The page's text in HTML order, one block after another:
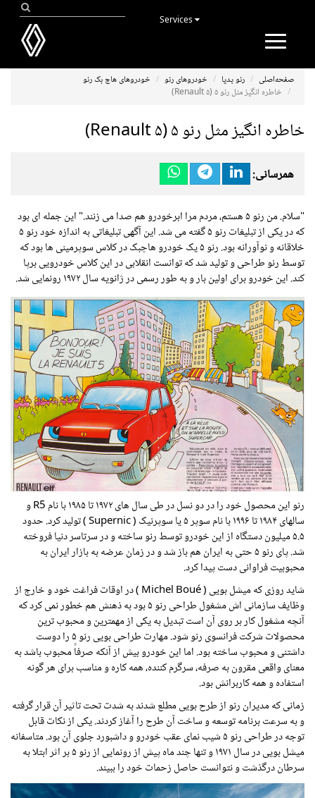
Toggle
صفحه‌اصلی رنو پدیا خودروهای رنو
خودروهای هاچ بک رنو
خاطره انگیز مثل رنو ۵ (Renault ۵)
خاطره انگیز مثل رنو ۵ (Renault ۵)
همرسانی:
"سلام. من رنو ۵ هستم، مردم مرا ابرخودرو هم صدا می زنند." این جمله ای بود
که در یکی از تبلیغات رنو ۵ گفته می شد. این آگهی تبلیغاتی به اندازه خود رنو ۵
خلاقانه و نوآورانه بود. رنو ۵ یک خودرو هاچبک در کلاس سوپرمینی ها بود که
توسط رنو طراحی و تولید شد که توانست انقلابی در این کلاس خودرویی برپا
کند. این خودرو برای اولین بار و به طور رسمی در ژانویه سال ۱۹۷۲ رونمایی شد.
رنو این محصول خود را در دو نسل در طی سال های ۱۹۷۲ تا ۱۹۸۵ با نام R5 و
سالهای ۱۹۸۴ تا ۱۹۹۶ با نام سوپر ۵ یا سوپرنیک ( Supernic ) تولید کرد. حدود
۵.۵ میلیون دستگاه از این خودرو توسط رنو ساخته و در سرتاسر دنیا فروخته
شد. پای رنو ۵ حتی به ایران هم باز شد و در زمان عرضه به بازار ایران به
محبوبیت فراوانی دست پیدا کرد.
شاید روزی که میشل بویی ( Michel Boué ) در اوقات فراغت خود و خارج از
وظایف سازمانی اش مشغول طراحی رنو ۵ بود به ذهنش هم خطور نمی کرد که
آنچه مشغول کار بر روی آن است تبدیل به یکی از مهمترین و محبوب ترین
محصولات شرکت فرانسوی رنو شود. مهارت طراحی بویی رنو ۵ را دوست
داشتنی و محبوب ساخته بود. اما این خودرو بیش از آنکه صرفاً محبوب باشد به
معنای واقعی مقرون به صرفه، سرگرم کننده، همه کاره و مناسب برای هر گونه
استفاده و همه کاربرانش بود.
زمانی که مدیران رنو از طرح بویی مطلع شدند به شدت تحت تاثیر آن قرار گرفته
و به سرعت برنامه توسعه و ساخت آن طرح را آغاز کردند. یکی از نکات قابل
توجه در طراحی رنو ۵ شیب نمای عقب خودرو و داشبورد جلوی آن بود. متاسفانه
میشل بویی در سال ۱۹۷۱ و تنها چند ماه پیش از رونمایی از رنو ۵ بر اثر ابتلا به
سرطان درگذشت و نتوانست حاصل زحمات خود را ببیند.